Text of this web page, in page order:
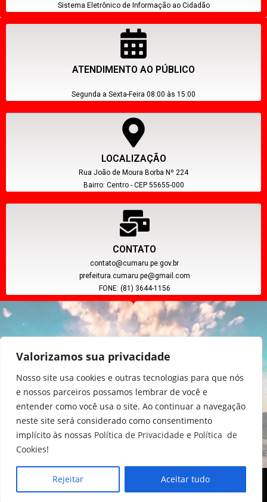
Valorizamos sua privacidade
Nosso site usa cookies e outras tecnologias para que nós
e nossos parceiros possamos lembrar de você e
entender como você usa o site. Ao continuar a navegação
neste site será considerado como consentimento
implícito às nossas Política de Privacidade e Política de
Cookies!
Rejeitar Aceitar tudo
Sistema Eletrônico de Informação ao Cidadão
ATENDIMENTO AO PÚBLICO
Segunda a Sexta-Feira 08:00 às 15:00
LOCALIZAÇÃO
Rua João de Moura Borba Nº 224
Bairro: Centro - CEP 55655-000
CONTATO
contato@cumaru.pe.gov.br
prefeitura.cumaru.pe@gmail.com
FONE: (81) 3644-1156
CNPJ: 11.097.391/0001-20
Copyright © 2024, Poder Executivo de Cumaru - PE.
Todos os direitos reservados.